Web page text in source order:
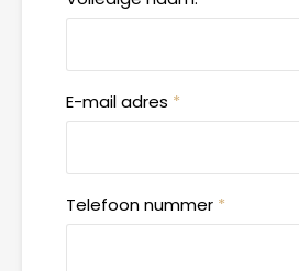
E-mail adres *
Telefoon nummer *